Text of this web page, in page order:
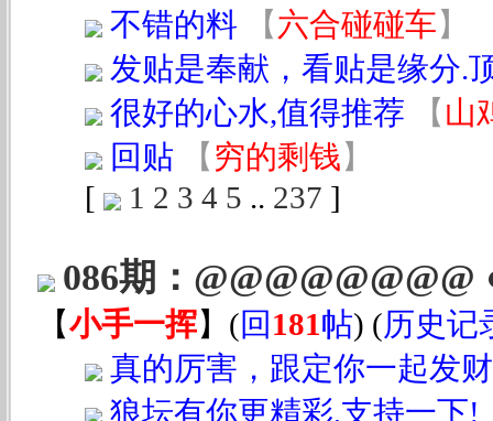
不错的料
【六合碰碰车】
发贴是奉献，看贴是缘分.
很好的心水,值得推荐
【 山
回贴
【 穷的剩钱】
[
1 2 3 4 5 .. 237 ]
086期：
【小手一挥】 (回 181帖) (历史记
真的厉害，跟定你一起发财
狼坛有你更精彩,支持一下!